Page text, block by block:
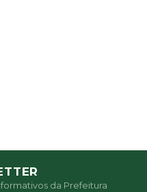
da Prefeitura